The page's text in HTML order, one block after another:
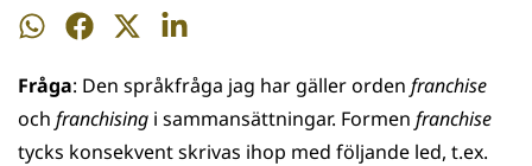
Dela
WhatsApp
Dela
Facebook
Dela
Twitter
Dela
LinkedIn
Fråga: Den språkfråga jag har gäller orden franchise
och franchising i sammansättningar. Formen franchise
tycks konsekvent skrivas ihop med följande led, t.ex.